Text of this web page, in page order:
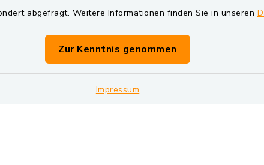
abgefragt. Weitere Informationen finden Sie in unseren
Zur Kenntnis genommen
Impressum